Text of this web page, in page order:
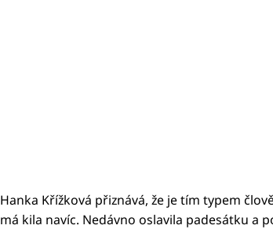
Hanka Křížková přiznává, že je tím typem
má kila navíc. Nedávno oslavila padesátku a